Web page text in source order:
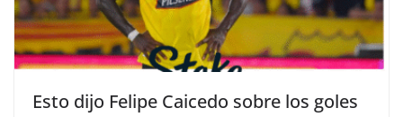
Esto dijo Felipe Caicedo sobre los goles